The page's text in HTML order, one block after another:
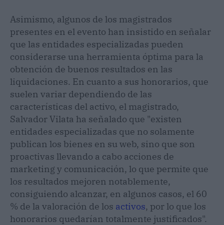
Asimismo, algunos de los magistrados
presentes en el evento han insistido en señalar
que las entidades especializadas pueden
considerarse una herramienta óptima para la
obtención de buenos resultados en las
liquidaciones. En cuanto a sus honorarios, que
suelen variar dependiendo de las
características del activo, el magistrado,
Salvador Vilata ha señalado que "existen
entidades especializadas que no solamente
publican los bienes en su web, sino que son
proactivas llevando a cabo acciones de
marketing y comunicación, lo que permite que
los resultados mejoren notablemente,
consiguiendo alcanzar, en algunos casos, el 60
% de la valoración de los activos, por lo que los
honorarios quedarían totalmente justificados".